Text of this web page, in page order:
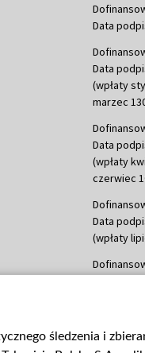
Data
Data
(wpłaty
marzec
Data
(wpłaty
czerwiec
Data
(wpłaty
Data
śledzenia i